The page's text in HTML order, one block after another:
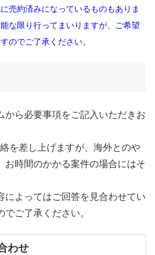
売約済みになっているものもありま
な限り行ってまいりますが、ご希望
のでご了承ください。
から必要事項をご記入いただきお
を差し上げますが、海外とのや
お時間のかかる案件の場合にはそ
によってはご回答を見合わせてい
ご了承ください。
わせ